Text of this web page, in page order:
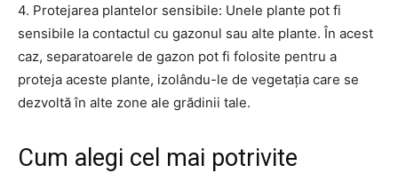
4. Protejarea plantelor sensibile: Unele plante pot fi
sensibile la contactul cu gazonul sau alte plante. În acest
caz, separatoarele de gazon pot fi folosite pentru a
proteja aceste plante, izolându-le de vegetația care se
dezvoltă în alte zone ale grădinii tale.
Cum alegi cel mai potrivite